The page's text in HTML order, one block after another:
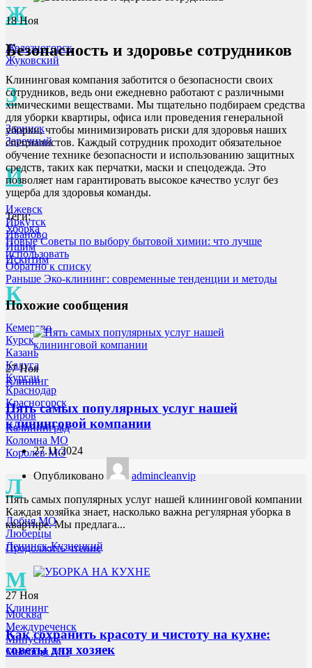
Ж
Железногорск
Жуковский
З
Заринск
Заречный
И
Ижевск
Иркутск
Иваново
Ишим
Искитим
К
Кемерово
Курск
Казань
Калуга
Курган
Краснодар
Красногорск
Киров
Калининград
Коломна МО
Королев МО
Л
Лобня МО
Люберцы
Ленинск-Кузнецкий
М
Москва
Междуреченск
Минусинск
Мытищи МО
18Ноя
Безопасность и здоровье сотрудников
Клининговая компания заботится о безопасности своих
сотрудников, ведь они ежедневно работают с различными
химическими веществами. Мы тщательно подбираем средства
для уборки квартиры, офиса или проведения генеральной
уборки, чтобы минимизировать риски для здоровья наших
специалистов. Каждый сотрудник проходит обязательное
обучение технике безопасности и использованию защитных
средств, таких как перчатки, маски и спецодежда. Это
позволяет нам гарантировать высокое качество услуг без
ущерба для здоровья команды.
Теги:
Уборка
Новые Советы по выбору бытовой химии: что лучше
использовать
Обратно к списку
Раньше Эко-клининг: современные тенденции и методы
Похожие сообщения
27Ноя
Клининг
Пять самых популярных услуг нашей
клининговой компании
27.11.2024
Опубликовано
admincleanvip
Пять самых популярных услуг нашей клининговой компании
Каждая хозяйка знает, насколько важна регулярная уборка в
квартире. Мы предлага...
Продолжить чтение
27 Ноя
Клининг
Как сохранить красоту и чистоту на кухне:
советы для хозяек